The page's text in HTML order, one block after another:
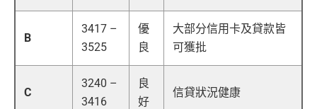
B
3417 –
3525
優
良
大部分信用卡及貸款皆
可獲批
C
3240 –
3416
良
好
信貸狀況健康